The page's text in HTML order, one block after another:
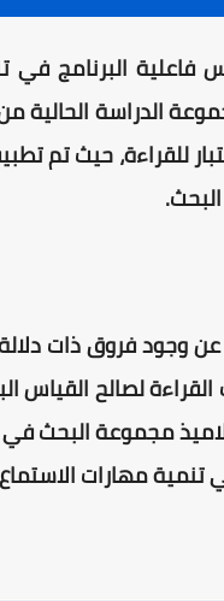
البرنامج في
الدراسة
للقراءة، حيث تم
عن وجود فروق ذات
لصالح القياس
مجموعة البحث في
مهارات